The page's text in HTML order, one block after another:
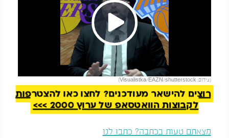
Play
Video
(צילום: Visualistka/EAZN/shutterstock)
להמשך קריאה
רוצים להישאר מעודכנים? לחצו כאן להצטרפות
לקבוצות הוואטסאפ של ערוץ 2000 >>>
מצאתם טעות בכתבה? כתבו לנו